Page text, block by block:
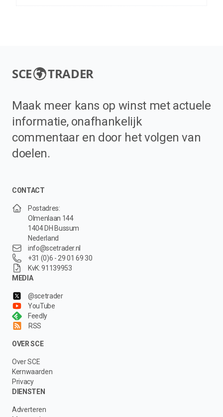
SCE TRADER
Maak meer kans op winst met actuele
informatie, onafhankelijk
commentaar en door het volgen van
doelen.
CONTACT
Postadres:
Olmenlaan 144
1404 DH Bussum
Nederland
info@scetrader.nl
+31 (0)6 - 29 01 69 30
KvK: 91139953
MEDIA
@scetrader
YouTube
Feedly
RSS
OVER SCE
Over SCE
Kernwaarden
Privacy
DIENSTEN
Adverteren